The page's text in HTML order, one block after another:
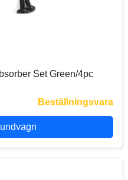
Set Green/4pc
Beställningsvara